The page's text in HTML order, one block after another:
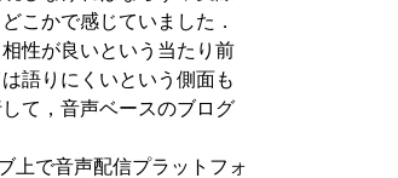
こかで感じていました．
性が良いという当たり前
語りにくいという側面も
て，音声ベースのブログ
上で音声配信プラットフォ